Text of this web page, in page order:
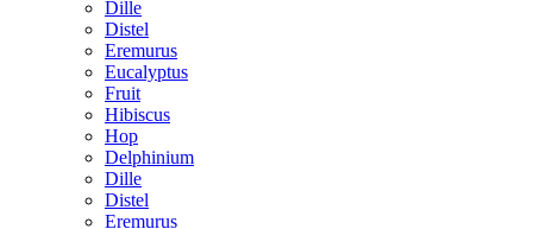
Dille
Distel
Eremurus
Eucalyptus
Fruit
Hibiscus
Hop
Delphinium
Dille
Distel
Eremurus